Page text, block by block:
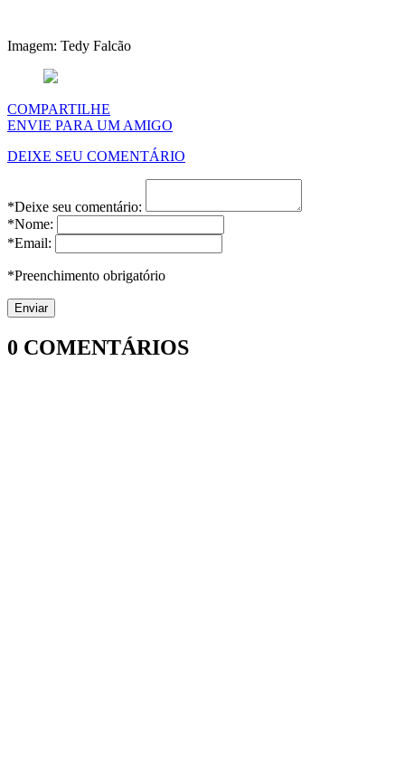
Imagem: Tedy Falcão
COMPARTILHE
ENVIE PARA UM AMIGO
DEIXE SEU COMENTÁRIO
*Deixe seu comentário:
*Nome:
*Email:
*Preenchimento obrigatório
0 COMENTÁRIOS